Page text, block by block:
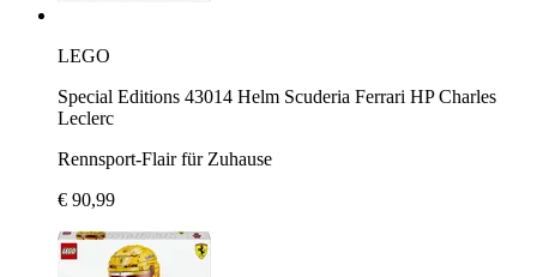
LEGO
Special Editions 43014 Helm Scuderia Ferrari HP Charles
Leclerc
Rennsport-Flair für Zuhause
€ 90,99